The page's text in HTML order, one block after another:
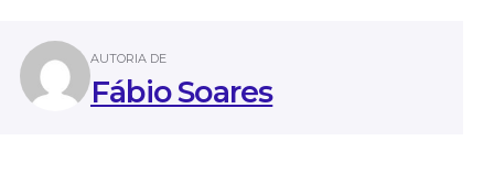
AUTORIA DE
Fábio Soares